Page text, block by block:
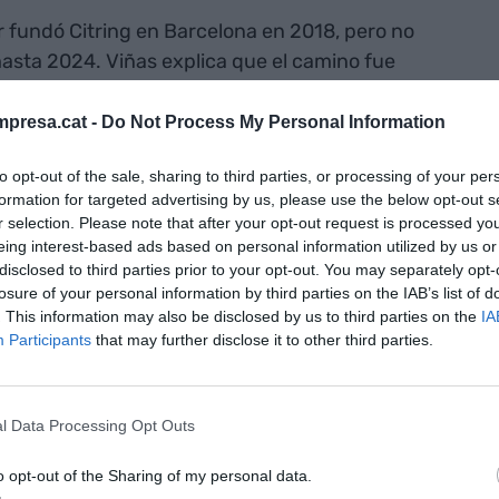
- Do Not Process My Personal Information
opt-out of the sale, sharing to third parties, or processing of your
for targeted advertising by us, please use the below opt-out
selection. Please note that after your opt-out request is processed
interest-based ads based on personal information utilized by us
to third parties prior to your opt-out. You may separately
of your personal information by third parties on the IAB’s list of
This information may also be disclosed by us to third parties on the
Participants that may further disclose it to other third parties.
Data Processing Opt Outs
opt-out of the Sharing of my personal data.
Citring en Barcelona en 2018, pero no
2024. Viñas explica que el camino fue
2021 trabajaron haciendo prototipos con
de 2020 agravó la situación, dificultando el
autofinanciándonos hasta que
entró con 600.000 euros en 2021", añade.
de financiación que les permitió levantar
a iniciar la industrialización del
ronda de
permitió
de euros,
a